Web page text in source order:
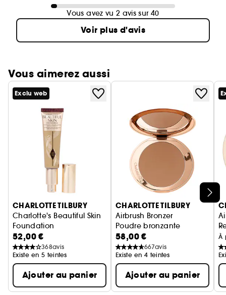
Vous avez vu 2 avis sur 40
Voir plus d'avis
Vous aimerez aussi
Ignorer le carrousel produits
Exclu web
CHARLOTTE TILBURY
Charlotte's Beautiful Skin
Foundation
Fond De Teint
52,00 €
368avis
Existe en 5 teintes
Ajouter au panier
CHARLOTTE TILBURY
Airbrush Bronzer
Poudre bronzante
58,00 €
667avis
Existe en 4 teintes
Ajouter au panier
À